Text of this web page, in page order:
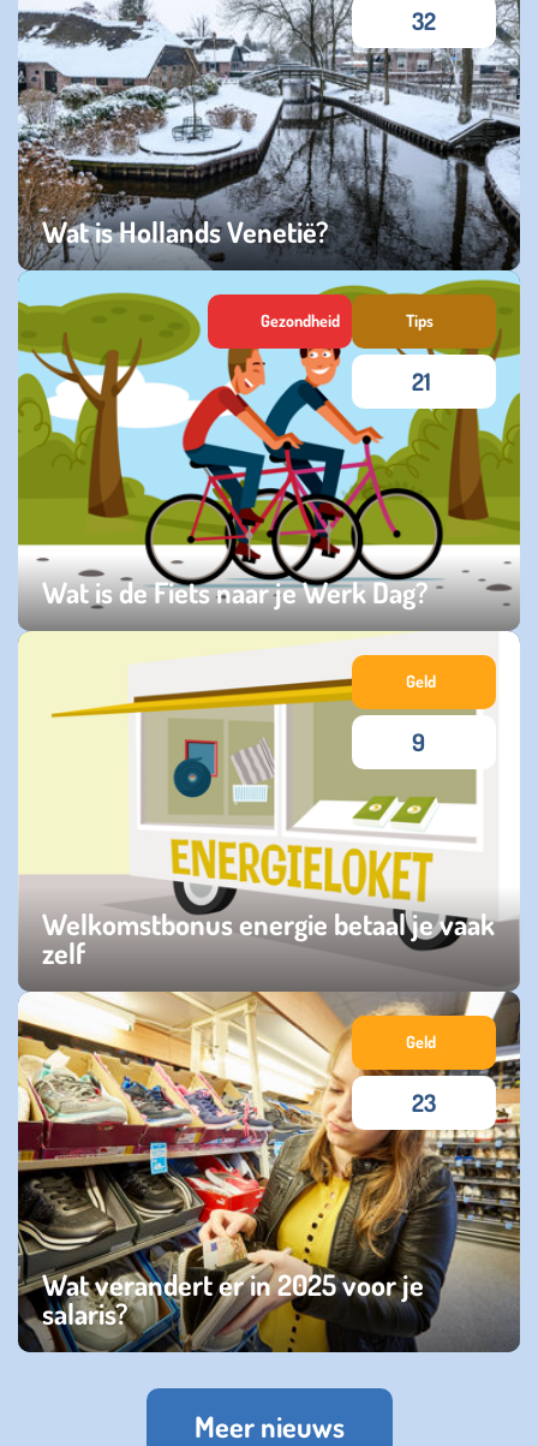
Wat is Hollands Venetië?
dinsdag 20 januari 2026
32
Wat is de Fiets naar je Werk Dag?
maandag 12 mei 2025
Gezondheid Tips
21
Welkomstbonus energie betaal je vaak
zelf
woensdag 12 februari 2025
Geld
9
Wat verandert er in 2025 voor je
salaris?
Geld
23
Meer nieuws